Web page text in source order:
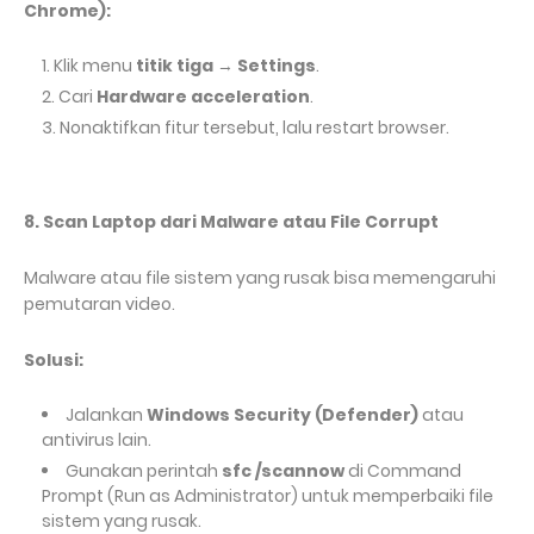
Chrome):
Klik menu titik tiga → Settings.
Cari Hardware acceleration.
Nonaktifkan fitur tersebut, lalu restart browser.
8. Scan Laptop dari Malware atau File Corrupt
Malware atau file sistem yang rusak bisa memengaruhi
pemutaran video.
Solusi:
Jalankan Windows Security (Defender)atau
antivirus lain.
Gunakan perintah sfc /scannowdi Command
Prompt (Run as Administrator) untuk memperbaiki file
sistem yang rusak.